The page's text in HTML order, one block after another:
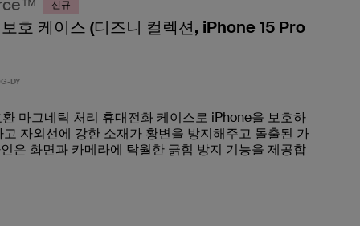
신규
호 케이스 (디즈니 컬렉션, iPhone 15 Pro
DY
마그네틱 처리 휴대전화 케이스로 iPhone을 보호하
자외선에 강한 소재가 황변을 방지해주고 돌출된 가
은 화면과 카메라에 탁월한 긁힘 방지 기능을 제공합